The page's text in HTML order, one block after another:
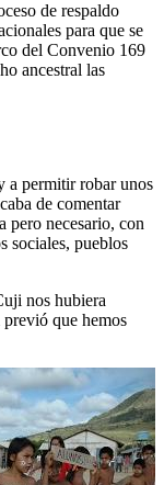
de respaldo
para que se
del Convenio 169
ancestral las
a permitir robar unos
de comentar
pero necesario, con
sociales, pueblos
nos hubiera
que hemos